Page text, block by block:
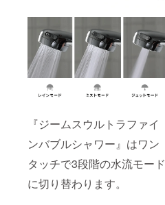
『ジームスウルトラファイ
ンバブルシャワー』はワン
タッチで3段階の水流モード
に切り替わります。